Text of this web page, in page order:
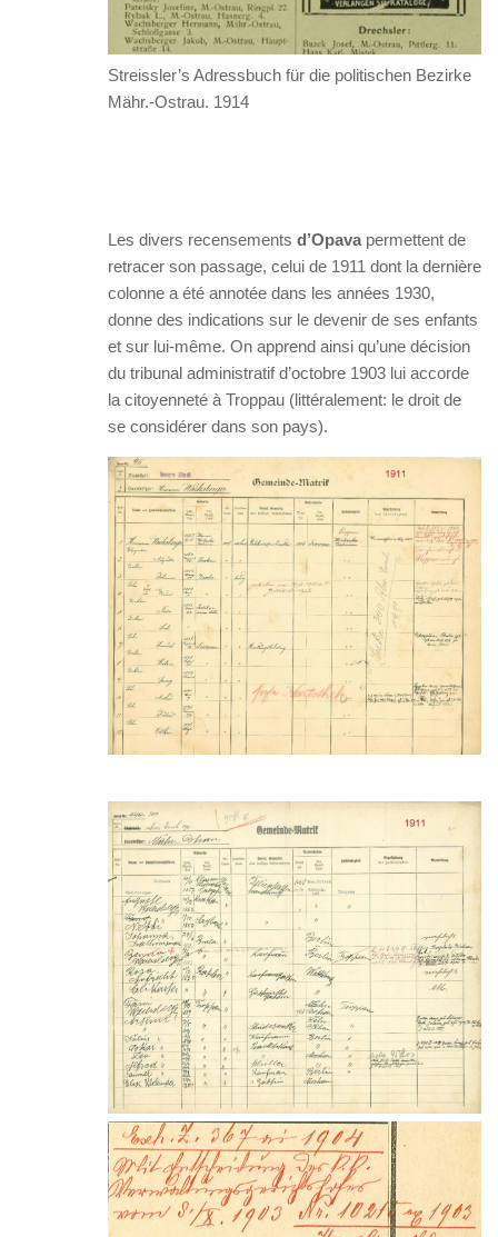
Streissler’s Adressbuch für die politischen Bezirke
Mähr.-Ostrau. 1914
Les divers recensements d’Opava permettent de
retracer son passage, celui de 1911 dont la dernière
colonne a été annotée dans les années 1930,
donne des indications sur le devenir de ses enfants
et sur lui-même. On apprend ainsi qu’une décision
du tribunal administratif d’octobre 1903 lui accorde
la citoyenneté à Troppau (littéralement: le droit de
se considérer dans son pays).